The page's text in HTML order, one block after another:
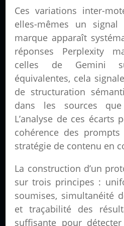
Ces variations inter-
elles-mêmes un signal
marque apparaît
réponses Perplexity
celles de Gemini
équivalentes, cela
de structuration
dans les sources
L’analyse de ces écarts
cohérence des prompts
stratégie de contenu en
La construction d’un
sur trois principes :
soumises, simultanéité
et traçabilité des
suffisante pour